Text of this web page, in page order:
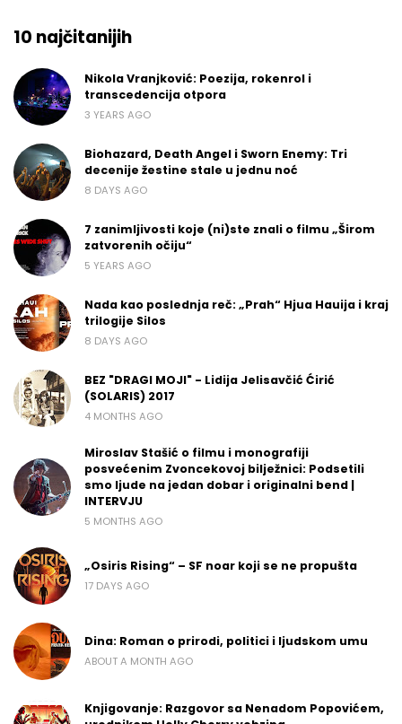
10 najčitanijih
Nikola Vranjković: Poezija, rokenrol i
transcedencija otpora
3 YEARS AGO
Biohazard, Death Angel i Sworn Enemy: Tri
decenije žestine stale u jednu noć
8 DAYS AGO
7 zanimljivosti koje (ni)ste znali o filmu „Širom
zatvorenih očiju“
5 YEARS AGO
Nada kao poslednja reč: „Prah“ Hjua Hauija i kraj
trilogije Silos
8 DAYS AGO
BEZ "DRAGI MOJI" - Lidija Jelisavčić Ćirić
(SOLARIS) 2017
4 MONTHS AGO
Miroslav Stašić o filmu i monografiji
posvećenim Zvoncekovoj bilježnici: Podsetili
smo ljude na jedan dobar i originalni bend |
INTERVJU
5 MONTHS AGO
„Osiris Rising“ – SF noar koji se ne propušta
17 DAYS AGO
Dina: Roman o prirodi, politici i ljudskom umu
ABOUT A MONTH AGO
Knjigovanje: Razgovor sa Nenadom Popovićem,